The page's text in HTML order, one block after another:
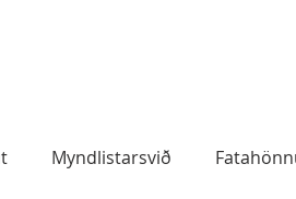
Myndlistarsvið